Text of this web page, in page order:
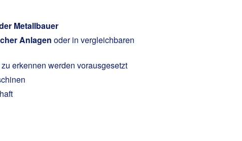
Metallbauer
Anlagen oder in vergleichbaren
zu erkennen werden vorausgesetzt